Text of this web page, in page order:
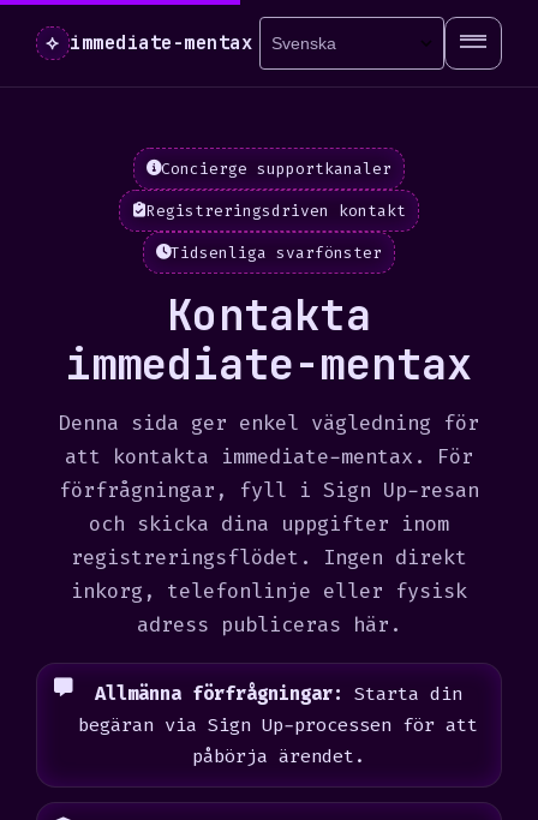
⟡ immediate-mentax
Concierge supportkanaler
Registreringsdriven kontakt
Tidsenliga svarfönster
Kontakta
immediate-mentax
Denna sida ger enkel vägledning för
att kontakta immediate-mentax. För
förfrågningar, fyll i Sign Up-resan
och skicka dina uppgifter inom
registreringsflödet. Ingen direkt
inkorg, telefonlinje eller fysisk
adress publiceras här.
Allmänna förfrågningar: Starta din
begäran via Sign Up-processen för att
påbörja ärendet.